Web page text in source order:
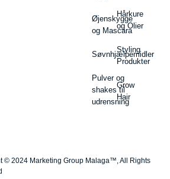
Øjenskygge
og Mascara
Søvnhjælpemidler
Pulver og
shakes til
udrensning
Hårkure
og Olier
Styling
Produkter
Grow
Hair
© 2024 Marketing Group Malaga™, All Rights